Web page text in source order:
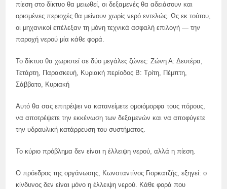
πίεση στο δίκτυο θα μειωθεί, οι δεξαμενές θα αδειάσουν και
ορισμένες περιοχές θα μείνουν χωρίς νερό εντελώς. Ως εκ τούτου,
οι μηχανικοί επέλεξαν τη μόνη τεχνικά ασφαλή επιλογή — την
παροχή νερού μία κάθε φορά.
Το δίκτυο θα χωριστεί σε δύο μεγάλες ζώνες: Ζώνη Α: Δευτέρα,
Τετάρτη, Παρασκευή, Κυριακή περίοδος Β: Τρίτη, Πέμπτη,
Σάββατο, Κυριακή
Αυτό θα σας επιτρέψει να κατανείμετε ομοιόμορφα τους πόρους,
να αποτρέψετε την εκκένωση των δεξαμενών και να αποφύγετε
την υδραυλική κατάρρευση του συστήματος.
Το κύριο πρόβλημα δεν είναι η έλλειψη νερού, αλλά η πίεση.
Ο πρόεδρος της οργάνωσης, Κωνσταντίνος Γιορκατζής, εξηγεί: ο
κίνδυνος δεν είναι μόνο η έλλειψη νερού. Κάθε φορά που